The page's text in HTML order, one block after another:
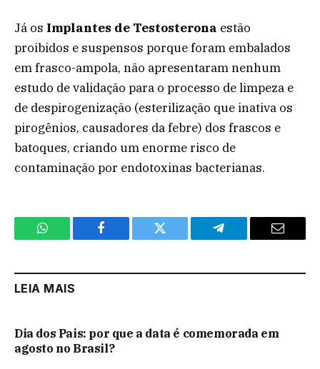
Já os Implantes de Testosterona estão
proibidos e suspensos porque foram embalados
em frasco-ampola, não apresentaram nenhum
estudo de validação para o processo de limpeza e
de despirogenização (esterilização que inativa os
pirogênios, causadores da febre) dos frascos e
batoques, criando um enorme risco de
contaminação por endotoxinas bacterianas.
WhatsApp Facebook Twitter Telegram Email
LEIA MAIS
Dia dos Pais: por que a data é comemorada em
agosto no Brasil?